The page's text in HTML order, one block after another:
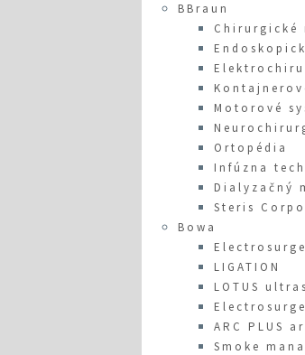
BBraun
Chirurgické
Motorové
Ortopédia
Infúzna
Dialyzačný
Steris
Bowa
LIGATION
LOTUS
ARC PLUS
Smoke